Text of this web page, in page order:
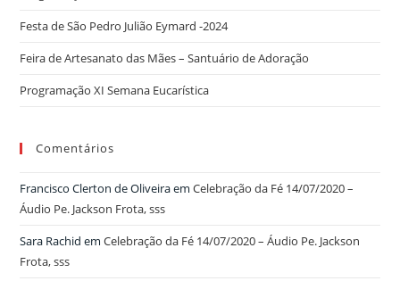
Festa de São Pedro Julião Eymard -2024
Feira de Artesanato das Mães – Santuário de Adoração
Programação XI Semana Eucarística
Comentários
Francisco Clerton de OliveiraemCelebração da Fé 14/07/2020 –
Áudio Pe. Jackson Frota, sss
Sara Rachid emCelebração da Fé 14/07/2020 – Áudio Pe. Jackson
Frota, sss